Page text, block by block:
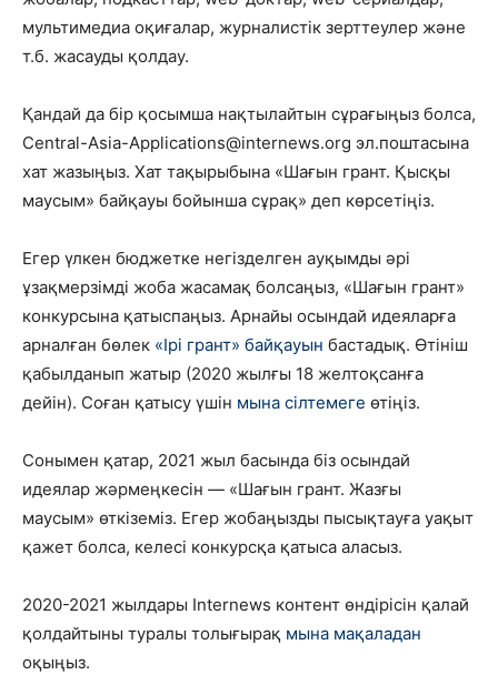
мультимедиа оқиғалар, журналистік зерттеулер және
т.б. жасауды қолдау.
Қандай да бір қосымша нақтылайтын сұрағыңыз болса,
Central-Asia-Applications@internews.org эл.поштасына
хат жазыңыз. Хат тақырыбына «Шағын грант. Қысқы
маусым» байқауы бойынша сұрақ» деп көрсетіңіз.
Егер үлкен бюджетке негізделген ауқымды әрі
ұзақмерзімді жоба жасамақ болсаңыз, «Шағын грант»
конкурсына қатыспаңыз. Арнайы осындай идеяларға
арналған бөлек «Ірі грант» байқауын бастадық. Өтініш
қабылданып жатыр (2020 жылғы 18 желтоқсанға
дейін). Соған қатысу үшін мына сілтемеге өтіңіз.
Сонымен қатар, 2021 жыл басында біз осындай
идеялар жәрмеңкесін — «Шағын грант. Жазғы
маусым» өткіземіз. Егер жобаңызды пысықтауға уақыт
қажет болса, келесі конкурсқа қатыса аласыз.
2020-2021 жылдары Internews контент өндірісін қалай
қолдайтыны туралы толығырақ мына мақаладан
оқыңыз.